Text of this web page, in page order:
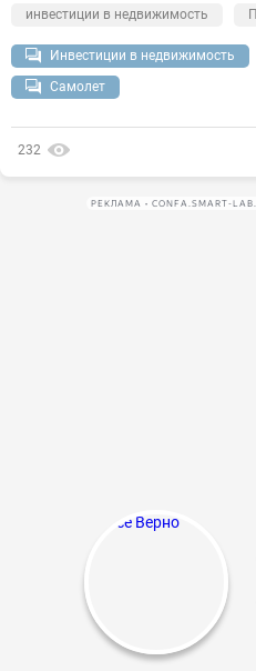
инвестиции в недвижимость
Инвестиции в недвижимость
Самолет
232
РЕКЛАМА • CONFA.SMART-